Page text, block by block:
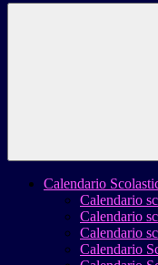
Calendario
Calendario
Calendario
Calendario
Calendario